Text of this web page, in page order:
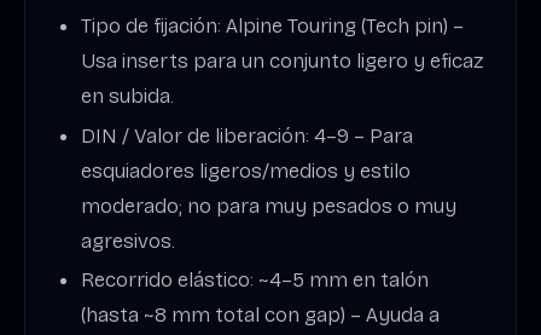
Tipo de fijación: Alpine Touring (Tech pin) –
Usa inserts para un conjunto ligero y eficaz
en subida.
DIN / Valor de liberación: 4–9 – Para
esquiadores ligeros/medios y estilo
moderado; no para muy pesados o muy
agresivos.
Recorrido elástico: ~4–5 mm en talón
(hasta ~8 mm total con gap) – Ayuda a